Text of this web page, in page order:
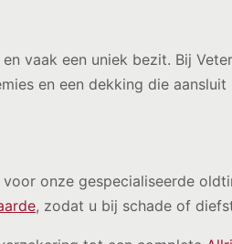
vaak een uniek bezit. Bij
en een dekking die
onze gespecialiseerde
, zodat u bij schade of